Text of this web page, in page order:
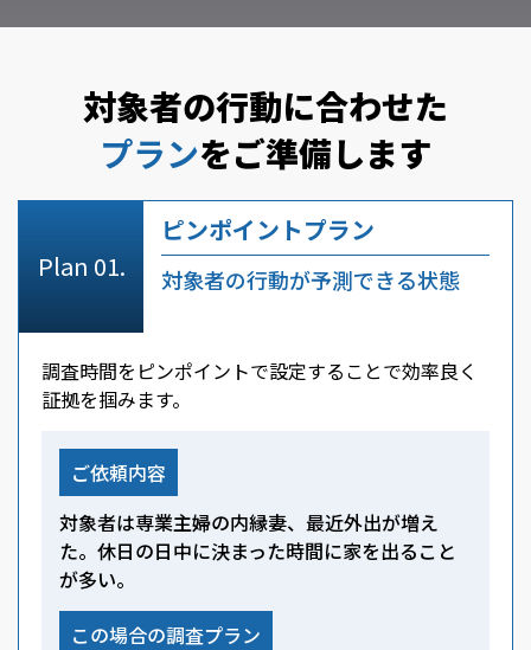
対象者の行動に合わせた
プランをご準備します
ピンポイントプラン
対象者の行動が予測できる状態
調査時間をピンポイントで設定することで効率良く
証拠を掴みます。
ご依頼内容
対象者は専業主婦の内縁妻、最近外出が増え
た。休日の日中に決まった時間に家を出ること
が多い。
この場合の調査プラン